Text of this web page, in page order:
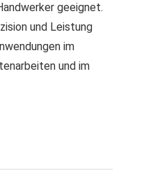
geeignet.
und Leistung
im
und im